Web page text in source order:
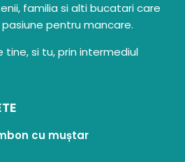
familia si alti bucatari care
pentru mancare.
si tu, prin intermediul
cu muștar